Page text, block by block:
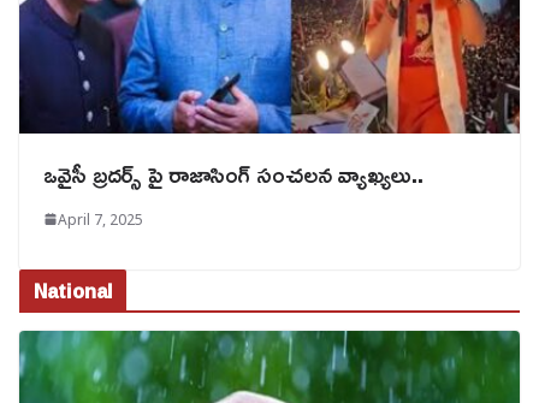
ఒవైసీ బ్రదర్స్ పై రాజాసింగ్ సంచలన వ్యాఖ్యలు..
April 7, 2025
National